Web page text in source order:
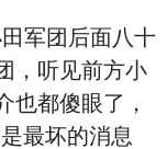
军团后面八十
，听见前方小
也都傻眼了，
最坏的消息